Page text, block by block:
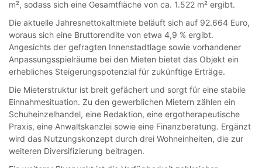
m², sodass sich eine Gesamtfläche von ca. 1.522 m² ergibt.
Die aktuelle Jahresnettokaltmiete beläuft sich auf 92.664 Euro,
woraus sich eine Bruttorendite von etwa 4,9 % ergibt.
Angesichts der gefragten Innenstadtlage sowie vorhandener
Anpassungsspielräume bei den Mieten bietet das Objekt ein
erhebliches Steigerungspotenzial für zukünftige Erträge.
Die Mieterstruktur ist breit gefächert und sorgt für eine stabile
Einnahmesituation. Zu den gewerblichen Mietern zählen ein
Schuheinzelhandel, eine Redaktion, eine ergotherapeutische
Praxis, eine Anwaltskanzlei sowie eine Finanzberatung. Ergänzt
wird das Nutzungskonzept durch drei Wohneinheiten, die zur
weiteren Diversifizierung beitragen.